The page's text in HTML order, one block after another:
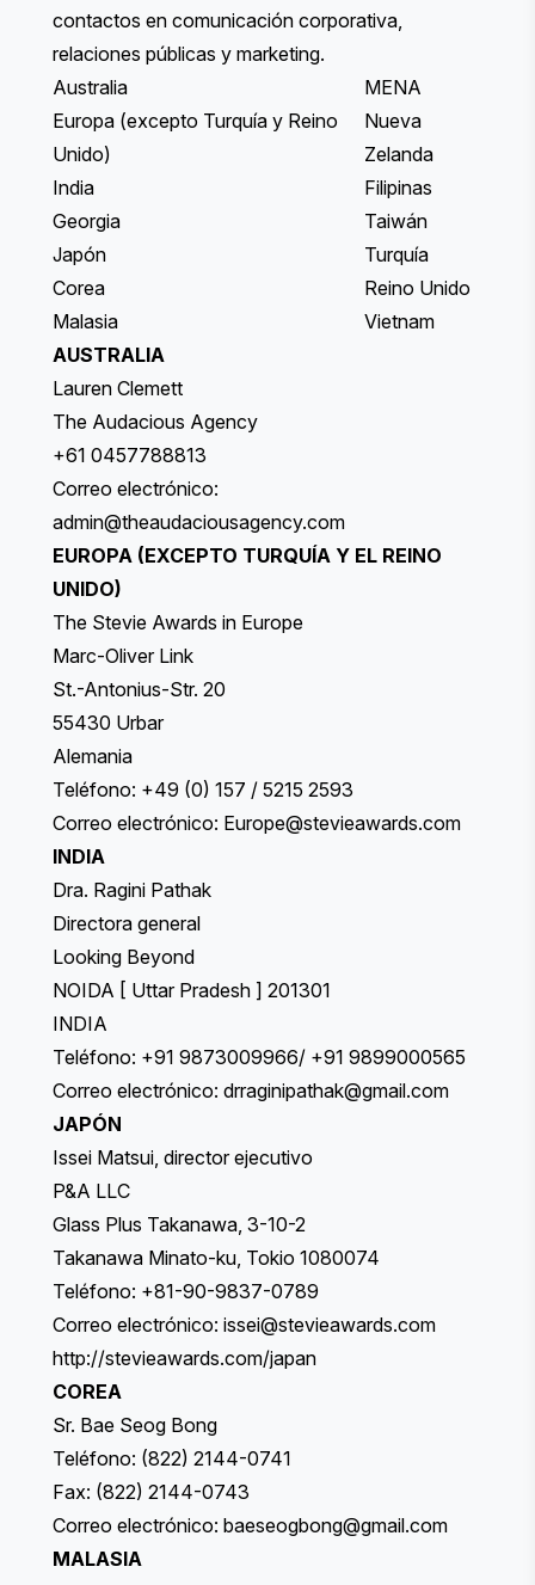
contactos en comunicación corporativa,
relaciones públicas y marketing.
Australia
MENA
Europa (excepto Turquía y Reino
Unido)
Nueva
Zelanda
India
Filipinas
Georgia
Taiwán
Japón
Turquía
Corea
Reino Unido
Malasia
Vietnam
AUSTRALIA
Lauren Clemett
The Audacious Agency
+61 0457788813
Correo electrónico:
admin@theaudaciousagency.com
EUROPA (EXCEPTO TURQUÍA Y EL REINO
UNIDO)
The Stevie Awards in Europe
Marc-Oliver Link
St.-Antonius-Str. 20
55430 Urbar
Alemania
Teléfono: +49 (0) 157 / 5215 2593
Correo electrónico: Europe@stevieawards.com
INDIA
Dra. Ragini Pathak
Directora general
Looking Beyond
NOIDA [ Uttar Pradesh ] 201301
INDIA
Teléfono: +91 9873009966/ +91 9899000565
Correo electrónico: drraginipathak@gmail.com
JAPÓN
Issei Matsui, director ejecutivo
P&A LLC
Glass Plus Takanawa, 3-10-2
Takanawa Minato-ku, Tokio 1080074
Teléfono: +81-90-9837-0789
Correo electrónico: issei@stevieawards.com
http://stevieawards.com/japan
COREA
Sr. Bae Seog Bong
Teléfono: (822) 2144-0741
Fax: (822) 2144-0743
Correo electrónico: baeseogbong@gmail.com
MALASIA